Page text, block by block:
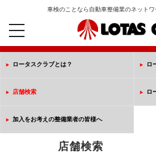
車検のことなら自動車整備業のネット
toggle
navigation
ロータスクラブとは？ ロ
店舗検索 ロ
加入をお考えの整備業者の皆様へ
店舗検索